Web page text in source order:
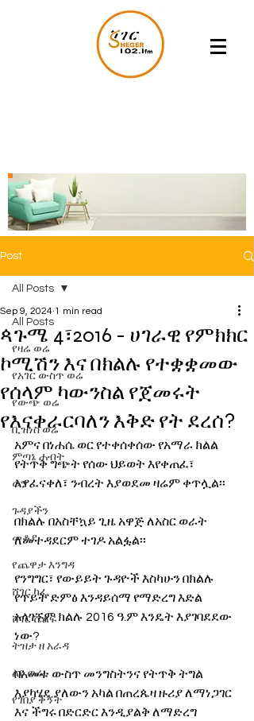
Post
All Posts
የዛሬ ወሬ
የአገር ውስጥ ወሬ
የውጭ ወሬ
ቢዝነስ ወሬ
ምጣኔ ሐብት
ወግ
ጉዳያችን
መቆያ
የጨዋታ እንግዳ
ሸገር ካፌ
ሸገር ሼልፍ
ትዝታ ዘ አራዳ
ልዩ ወሬ
የገበያ ቅኝት
All Posts
ጳጉሜ 4፣2016 - ሀገራዊ የምክክር
ኮሚሽን እና በክልሉ የተቋቋመው
የሰላም ካውንስል የጀመሩት
የእናቀራርባለን እቅድ የት ደረሰ?
Sep 9, 2024 1 min read
አምና በነሐሴ ወር የተቀሰቀሰው የአማራ ክልል
የትጥቅ ግጭት የሰው ህይወት እየቀጠፈ፣
እያፈናቀለ፣ ንብረት እያወደመ ዛሬም ቀጥሏል፡፡
በክልሉ በአስቸኳይ ጊዜ አዋጅ ለአስር ወራት
ለመተዳደርም ተገዶ አልፏል፡፡
የንግግር፣ የውይይት ጉዳዮች እስካሁን በክልሉ
የጥይት ድምፅ እንዳይሰማ የማድረግ እድል
አላገኙም ክልሉ 2016 ዓ.ም እንዴት እያገባደደው
ነው?
በአመቱ ውስጥ መንግስትንና የትጥቅ ትግል
እያካሄደ ያለውን አካል በጠረጴዛ ዙሪያ ለማነጋገር
እና ችግሩ በድርድር እንዲያልቅ ለማድረግ